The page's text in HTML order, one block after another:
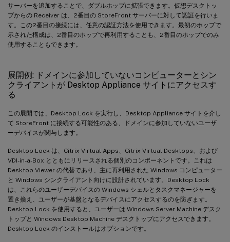
サーバーを追加することで、ダブルホップに拡張できます。仮想デスクトッ
プからの Receiver は、2番目の StoreFront サーバーに対して認証を行いま
す。この2番目の接続には、任意の認証方法を使用できます。最初のホップで
示された構成は、2番目のホップで再利用することも、2番目のホップでのみ
使用することもできます。
展開例: ドメインに参加していないコンピューターとシン
クライアントが Desktop Appliance サイトにアクセスす
る
この展開では、Desktop Lock を実行し、Desktop Appliance サイトを介し
て StoreFront に接続する可能性のある、ドメインに参加していないユーザ
ーデバイスが関与します。
Desktop Lock は、Citrix Virtual Apps、Citrix Virtual Desktops、および
VDI-in-a-Box とともにリリースされる個別のコンポーネントです。これは
Desktop Viewer の代替であり、主に再利用された Windows コンピューター
と Windows シンクライアント向けに設計されています。Desktop Lock
は、これらのユーザーデバイスの Windows シェルとタスクマネージャーを
置き換え、ユーザーが基盤となるデバイスにアクセスするのを防ぎます。
Desktop Lock を使用すると、ユーザーは Windows Server Machine デスク
トップと Windows Desktop Machine デスクトップにアクセスできます。
Desktop Lock のインストールはオプションです。